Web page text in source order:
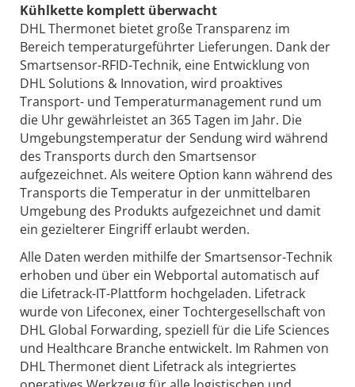
Kühlkette komplett überwacht
DHL Thermonet bietet große Transparenz im
Bereich temperaturgeführter Lieferungen. Dank der
Smartsensor-RFID-Technik, eine Entwicklung von
DHL Solutions & Innovation, wird proaktives
Transport- und Temperaturmanagement rund um
die Uhr gewährleistet an 365 Tagen im Jahr. Die
Umgebungstemperatur der Sendung wird während
des Transports durch den Smartsensor
aufgezeichnet. Als weitere Option kann während des
Transports die Temperatur in der unmittelbaren
Umgebung des Produkts aufgezeichnet und damit
ein gezielterer Eingriff erlaubt werden.
Alle Daten werden mithilfe der Smartsensor-Technik
erhoben und über ein Webportal automatisch auf
die Lifetrack-IT-Plattform hochgeladen. Lifetrack
wurde von Lifeconex, einer Tochtergesellschaft von
DHL Global Forwarding, speziell für die Life Sciences
und Healthcare Branche entwickelt. Im Rahmen von
DHL Thermonet dient Lifetrack als integriertes